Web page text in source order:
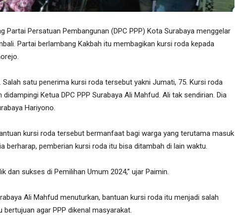
Partai Persatuan Pembangunan (DPC PPP) Kota Surabaya menggelar
Partai berlambang Kakbah itu membagikan kursi roda kepada
Salah satu penerima kursi roda tersebut yakni Jumati, 75. Kursi roda
didampingi Ketua DPC PPP Surabaya Ali Mahfud. Ali tak sendirian. Dia
Hariyono.
kursi roda tersebut bermanfaat bagi warga yang terutama masuk
berharap, pemberian kursi roda itu bisa ditambah di lain waktu.
dan sukses di Pemilihan Umum 2024,” ujar Paimin.
Ali Mahfud menuturkan, bantuan kursi roda itu menjadi salah
bertujuan agar PPP dikenal masyarakat.